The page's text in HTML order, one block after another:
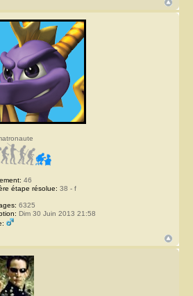
46
étape résolue: 38 - f
6325
Dim 30 Juin 2013 21:58